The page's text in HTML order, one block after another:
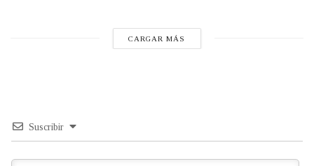
CARGAR MÁS
Suscribir